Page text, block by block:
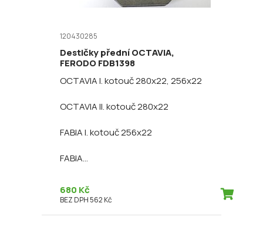
120430285
Destičky přední OCTAVIA,
FERODO FDB1398
OCTAVIA I. kotouč 280x22, 256x22
OCTAVIA II. kotouč 280x22
FABIA I. kotouč 256x22
FABIA...
680 Kč
BEZ DPH 562 Kč